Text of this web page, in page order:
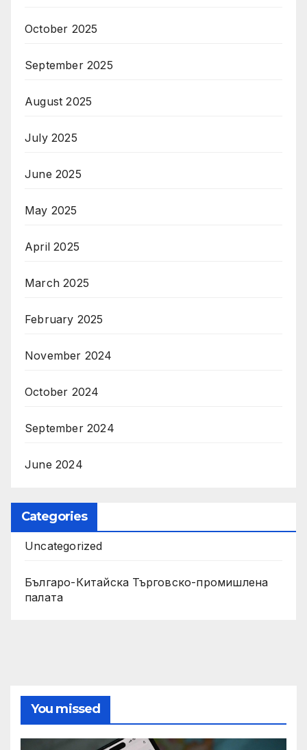
October 2025
September 2025
August 2025
July 2025
June 2025
May 2025
April 2025
March 2025
February 2025
November 2024
October 2024
September 2024
June 2024
Categories
Uncategorized
Българо-Китайска Търговско-промишлена
палaта
You missed